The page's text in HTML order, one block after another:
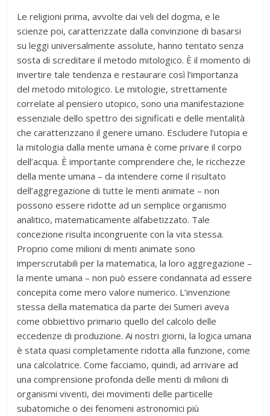
Le religioni prima, avvolte dai veli del dogma, e le
scienze poi, caratterizzate dalla convinzione di basarsi
su leggi universalmente assolute, hanno tentato senza
sosta di screditare il metodo mitologico. È il momento di
invertire tale tendenza e restaurare così l’importanza
del metodo mitologico. Le mitologie, strettamente
correlate al pensiero utopico, sono una manifestazione
essenziale dello spettro dei significati e delle mentalità
che caratterizzano il genere umano. Escludere l’utopia e
la mitologia dalla mente umana è come privare il corpo
dell’acqua. È importante comprendere che, le ricchezze
della mente umana – da intendere come il risultato
dell’aggregazione di tutte le menti animate – non
possono essere ridotte ad un semplice organismo
analitico, matematicamente alfabetizzato. Tale
concezione risulta incongruente con la vita stessa.
Proprio come milioni di menti animate sono
imperscrutabili per la matematica, la loro aggregazione –
la mente umana – non può essere condannata ad essere
concepita come mero valore numerico. L’invenzione
stessa della matematica da parte dei Sumeri aveva
come obbiettivo primario quello del calcolo delle
eccedenze di produzione. Ai nostri giorni, la logica umana
è stata quasi completamente ridotta alla funzione, come
una calcolatrice. Come facciamo, quindi, ad arrivare ad
una comprensione profonda delle menti di milioni di
organismi viventi, dei movimenti delle particelle
subatomiche o dei fenomeni astronomici più